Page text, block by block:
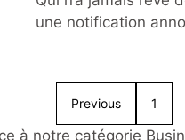
2026 ?
une notification
quotidienne en
extraordinaire ? En
concours en ligne
Previous 1
à notre catégorie